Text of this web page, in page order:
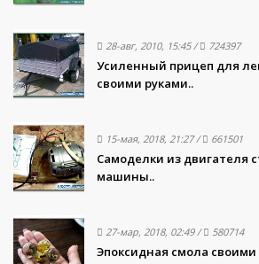
28-авг, 2010, 15:45/ 724397
Усиленный прицеп для
своими руками..
15-мая, 2018, 21:27/ 661501
Самоделки из двигателя
машины..
27-мар, 2018, 02:49/ 580714
Эпоксидная смола своими